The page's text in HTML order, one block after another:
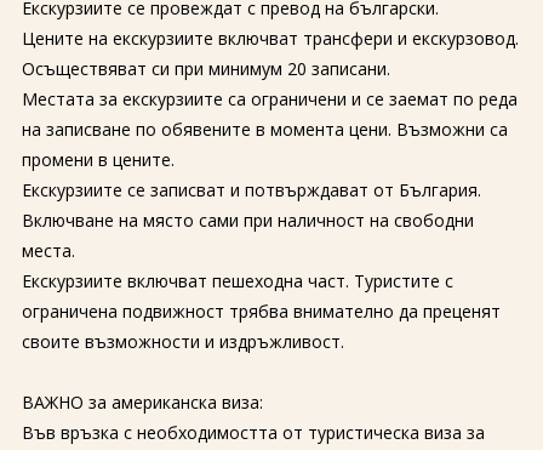
Екскурзиите се провеждат с превод на български.
Цените на екскурзиите включват трансфери и екскурзовод.
Осъществяват си при минимум 20 записани.
Местата за екскурзиите са ограничени и се заемат по реда
на записване по обявените в момента цени. Възможни са
промени в цените.
Екскурзиите се записват и потвърждават от България.
Включване на място сами при наличност на свободни
места.
Екскурзиите включват пешеходна част. Туристите с
ограничена подвижност трябва внимателно да преценят
своите възможности и издръжливост.
ВАЖНО за американска виза:
Във връзка с необходимостта от туристическа виза за